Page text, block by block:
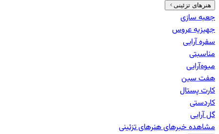
هنرهای تزئینی
جعبه سازی
جهیزیه عروس
سفره آرایی
مناسبتی
میوه‌آرایی
هفت سین
کارت پستال
کاردستی
گل آرایی
مشاهده خبرهایهنرهای تزئینی